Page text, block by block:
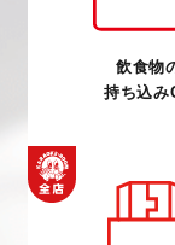
飲食物
持ち込み